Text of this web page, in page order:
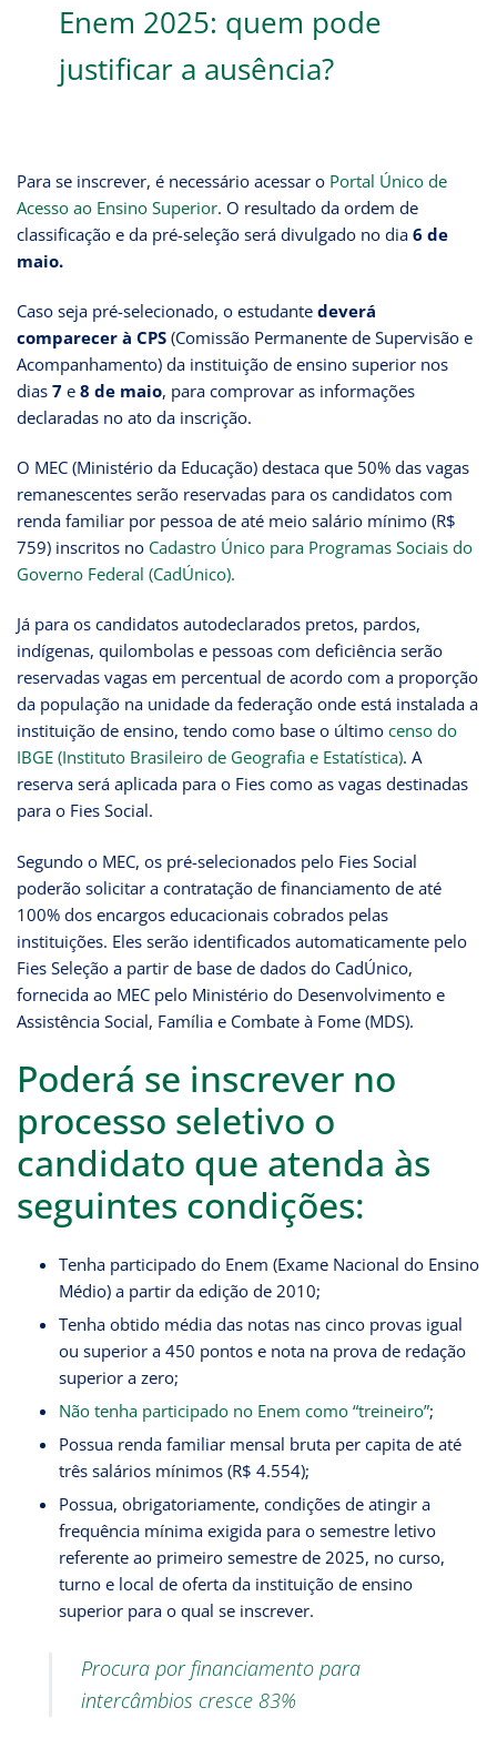
Enem 2025: quem pode
justificar a ausência?
Para se inscrever, é necessário acessar o Portal Único de
Acesso ao Ensino Superior. O resultado da ordem de
classificação e da pré-seleção será divulgado no dia 6 de
maio.
Caso seja pré-selecionado, o estudante deverá
comparecer à CPS (Comissão Permanente de Supervisão e
Acompanhamento) da instituição de ensino superior nos
dias 7 e 8 de maio, para comprovar as informações
declaradas no ato da inscrição.
O MEC (Ministério da Educação) destaca que 50% das vagas
remanescentes serão reservadas para os candidatos com
renda familiar por pessoa de até meio salário mínimo (R$
759) inscritos no Cadastro Único para Programas Sociais do
Governo Federal (CadÚnico).
Já para os candidatos autodeclarados pretos, pardos,
indígenas, quilombolas e pessoas com deficiência serão
reservadas vagas em percentual de acordo com a proporção
da população na unidade da federação onde está instalada a
instituição de ensino, tendo como base o último censo do
IBGE (Instituto Brasileiro de Geografia e Estatística). A
reserva será aplicada para o Fies como as vagas destinadas
para o Fies Social.
Segundo o MEC, os pré-selecionados pelo Fies Social
poderão solicitar a contratação de financiamento de até
100% dos encargos educacionais cobrados pelas
instituições. Eles serão identificados automaticamente pelo
Fies Seleção a partir de base de dados do CadÚnico,
fornecida ao MEC pelo Ministério do Desenvolvimento e
Assistência Social, Família e Combate à Fome (MDS).
Poderá se inscrever no
processo seletivo o
candidato que atenda às
seguintes condições:
Tenha participado do Enem (Exame Nacional do Ensino
Médio) a partir da edição de 2010;
Tenha obtido média das notas nas cinco provas igual
ou superior a 450 pontos e nota na prova de redação
superior a zero;
Não tenha participado no Enem como “treineiro”;
Possua renda familiar mensal bruta per capita de até
três salários mínimos (R$ 4.554);
Possua, obrigatoriamente, condições de atingir a
frequência mínima exigida para o semestre letivo
referente ao primeiro semestre de 2025, no curso,
turno e local de oferta da instituição de ensino
superior para o qual se inscrever.
Procura por financiamento para
intercâmbios cresce 83%